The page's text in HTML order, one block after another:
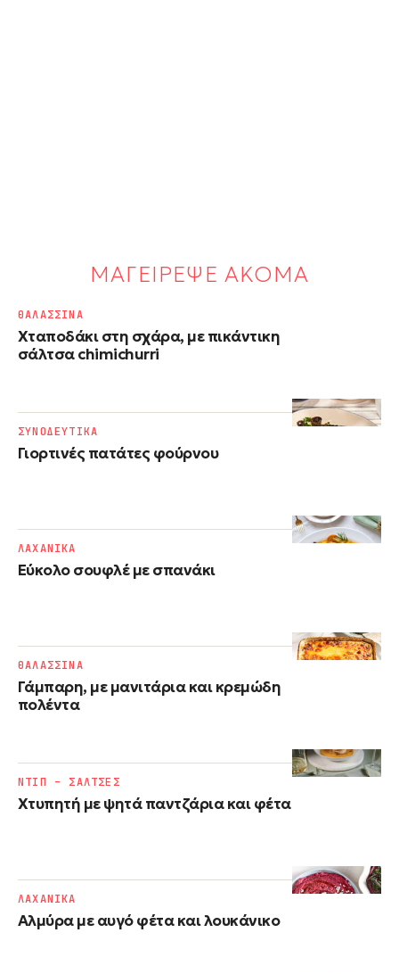
ΜΑΓΕΙΡΕΨΕ ΑΚΟΜΑ
Χταποδάκι στη σχάρα, με πικάντικη
σάλτσα chimichurri
ΘΑΛΑΣΣΙΝΑ
Γιορτινές πατάτες φούρνου
ΣΥΝΟΔΕΥΤΙΚΑ
Εύκολο σουφλέ με σπανάκι
ΛΑΧΑΝΙΚΑ
Γάμπαρη, με μανιτάρια και κρεμώδη
πολέντα
ΘΑΛΑΣΣΙΝΑ
Χτυπητή με ψητά παντζάρια και φέτα
ΝΤΙΠ – ΣΑΛΤΣΕΣ
Αλμύρα με αυγό φέτα και λουκάνικο
ΛΑΧΑΝΙΚΑ